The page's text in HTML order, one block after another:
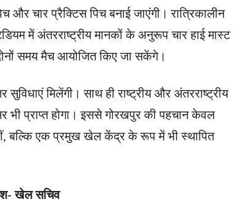
और चार प्रैक्टिस पिच बनाई जाएंगी। रात्रिकालीन
में अंतरराष्ट्रीय मानकों के अनुरूप चार हाई मास्ट
समय मैच आयोजित किए जा सकेंगे।
मिलेंगी। साथ ही राष्ट्रीय और अंतरराष्ट्रीय
भी प्राप्त होगा। इससे गोरखपुर की पहचान केवल
बल्कि एक प्रमुख खेल केंद्र के रूप में भी स्थापित
खेल सचिव